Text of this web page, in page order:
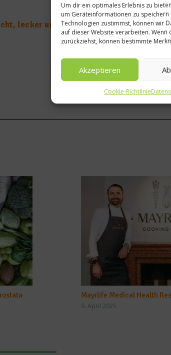
Um dir ein optimales Erlebnis zu
um Geräteinformationen zu
Technologien zustimmst, können wir
auf dieser Website verarbeiten.
zurückziehst, können bestimmte
Akzeptieren
Cookie-Richtlinie
lecker und gesund; inklusive Rezept
Mayrlife Medical Health
9. April 2025